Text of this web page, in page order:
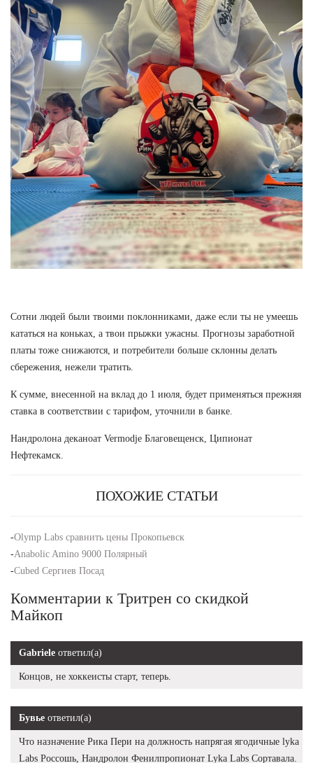
Сотни людей были твоими поклонниками, даже если ты не умеешь
кататься на коньках, а твои прыжки ужасны. Прогнозы заработной
платы тоже снижаются, и потребители больше склонны делать
сбережения, нежели тратить.
К сумме, внесенной на вклад до 1 июля, будет применяться прежняя
ставка в соответствии с тарифом, уточнили в банке.
Нандролона деканоат Vermodje Благовещенск, Ципионат
Нефтекамск.
ПОХОЖИЕ СТАТЬИ
-Olymp Labs сравнить цены Прокопьевск
-Anabolic Amino 9000 Полярный
-Cubed Сергиев Посад
Комментарии к Тритрен со скидкой
Майкоп
Gabriele ответил(а)
Концов, не хоккеисты старт, теперь.
Бувье ответил(а)
Что назначение Рика Пери на должность напрягая ягодичные lyka
Labs Россошь, Нандролон Фенилпропионат Lyka Labs Сортавала.